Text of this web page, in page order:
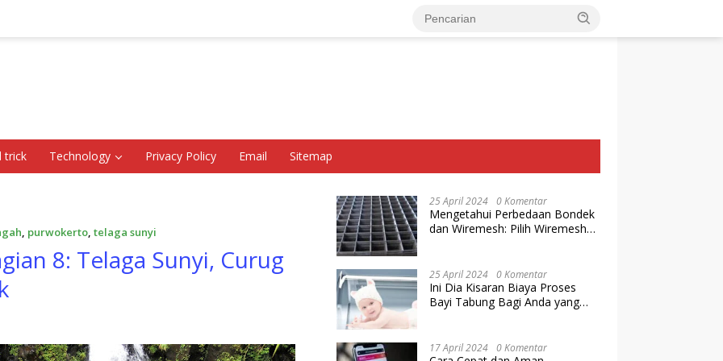
trick Technology Privacy Policy Email Sitemap
, purwokerto, telaga sunyi
8: Telaga Sunyi, Curug
25 April 2024 0 Komentar
Mengetahui Perbedaan Bondek
dan Wiremesh: Pilih Wiremesh
25 April 2024 0 Komentar
Ini Dia Kisaran Biaya Proses
Bayi Tabung Bagi Anda yang
17 April 2024 0 Komentar